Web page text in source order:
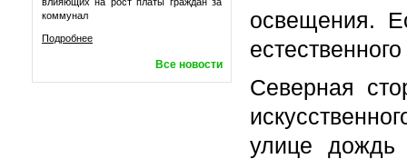
освещения.
Северная
улице
коммунал
Подробнее
Все новости